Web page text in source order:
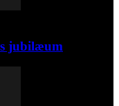
jubilæum